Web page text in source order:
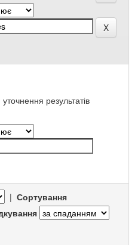
результатів
| Сортування